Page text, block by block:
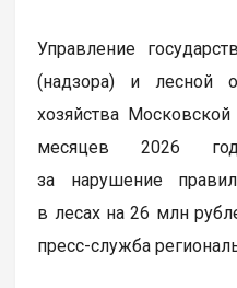
Управление
(надзора) и лесной
хозяйства
месяцев 2026
за нарушение
в лесах на 26 млн
пресс-служба